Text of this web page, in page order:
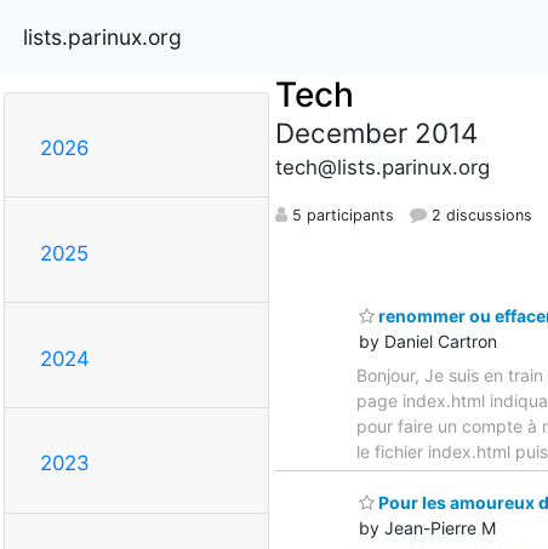
lists.parinux.org
2026
2025
2024
2023
Tech
December 2014
tech@lists.parinux.org
5 participants 2 discussions
renommer ou
by Daniel Cartron
Bonjour, Je suis en
page index.html
pour faire un compte à
le fichier index.html
Pour les amoureux
by Jean-Pierre M